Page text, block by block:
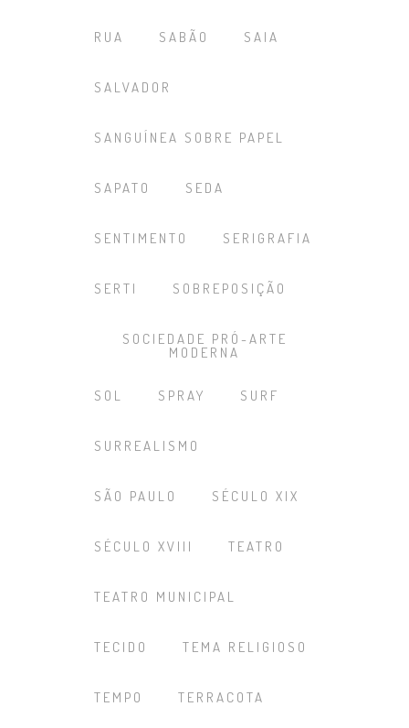
RUA SABÃO SAIA
SALVADOR
SANGUÍNEA SOBRE PAPEL
SAPATO SEDA
SENTIMENTO SERIGRAFIA
SERTI SOBREPOSIÇÃO
SOCIEDADE PRÓ-ARTE
MODERNA
SOL SPRAY SURF
SURREALISMO
SÃO PAULO SÉCULO XIX
SÉCULO XVIII TEATRO
TEATRO MUNICIPAL
TECIDO TEMA RELIGIOSO
TEMPO TERRACOTA